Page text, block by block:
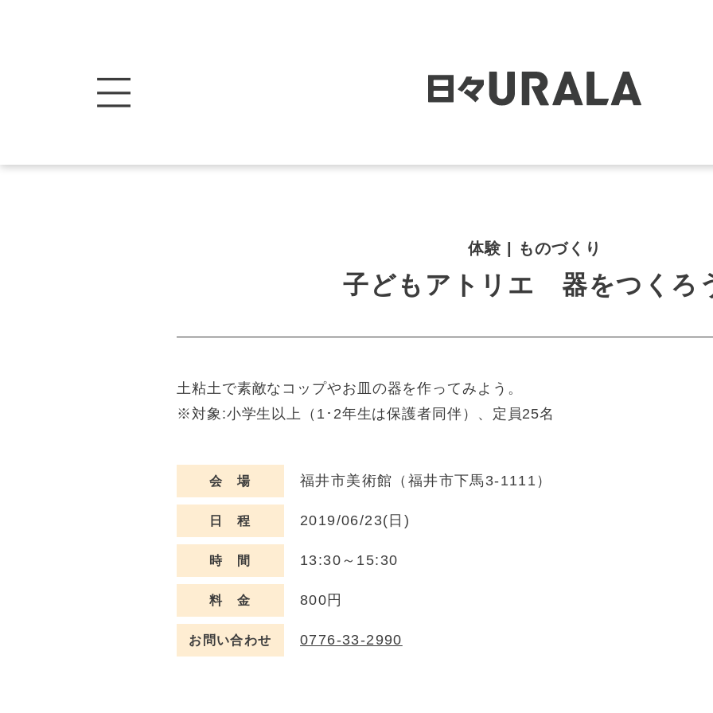
体験 | ものづくり
子どもアトリエ 器をつくろ
土粘土で素敵なコップやお皿の器を作ってみよう。
※対象:小学生以上（1･2年生は保護者同伴）、定員25名
会 場 福井市美術館（福井市下馬3-1111）
日 程 2019/06/23(日)
時 間 13:30～15:30
料 金 800円
お問い合わせ 0776-33-2990